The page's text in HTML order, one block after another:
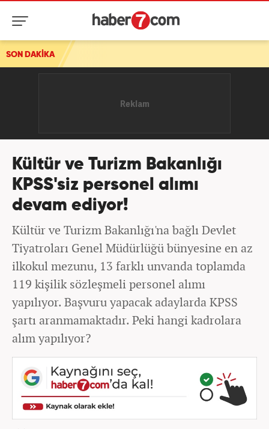
SON DAKİKA CHP'li başkana kesin ihraç talebi!
Kültür ve Turizm Bakanlığı
KPSS'siz personel alımı
devam ediyor!
Kültür ve Turizm Bakanlığı'na bağlı Devlet
Tiyatroları Genel Müdürlüğü bünyesine en az
ilkokul mezunu, 13 farklı unvanda toplamda
119 kişilik sözleşmeli personel alımı
yapılıyor. Başvuru yapacak adaylarda KPSS
şartı aranmamaktadır. Peki hangi kadrolara
alım yapılıyor?